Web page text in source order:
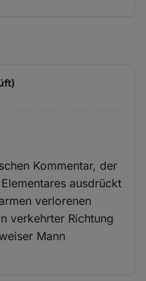
Kommentar, der
ausdrückt
verlorenen
verkehrter Richtung
Mann